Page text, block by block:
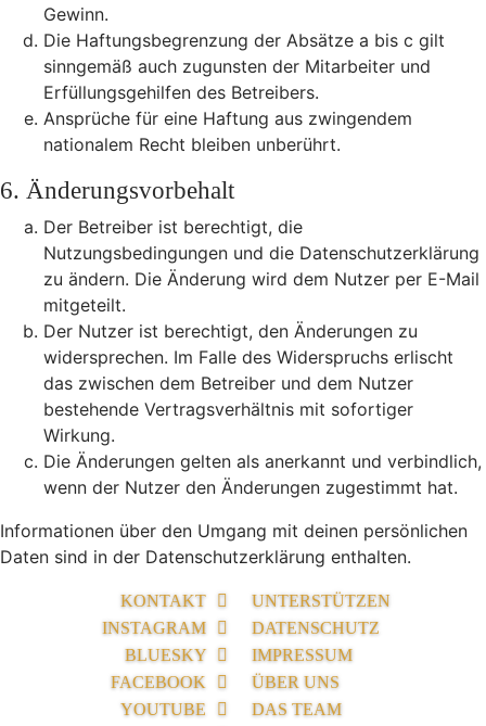
Gewinn.
Die Haftungsbegrenzung der Absätze a bis c gilt
sinngemäß auch zugunsten der Mitarbeiter und
Erfüllungsgehilfen des Betreibers.
Ansprüche für eine Haftung aus zwingendem
nationalem Recht bleiben unberührt.
6. Änderungsvorbehalt
Der Betreiber ist berechtigt, die
Nutzungsbedingungen und die Datenschutzerklärung
zu ändern. Die Änderung wird dem Nutzer per E-Mail
mitgeteilt.
Der Nutzer ist berechtigt, den Änderungen zu
widersprechen. Im Falle des Widerspruchs erlischt
das zwischen dem Betreiber und dem Nutzer
bestehende Vertragsverhältnis mit sofortiger
Wirkung.
Die Änderungen gelten als anerkannt und verbindlich,
wenn der Nutzer den Änderungen zugestimmt hat.
Informationen über den Umgang mit deinen persönlichen
Daten sind in der Datenschutzerklärung enthalten.
KONTAKT
INSTAGRAM
BLUESKY
FACEBOOK
YOUTUBE
UNTERSTÜTZEN
DATENSCHUTZ
IMPRESSUM
ÜBER UNS
DAS TEAM